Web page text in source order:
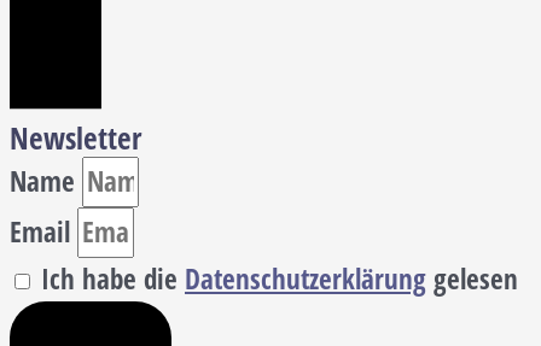
Newsletter
Name
Email
Ich habe die Datenschutzerklärunggelesen